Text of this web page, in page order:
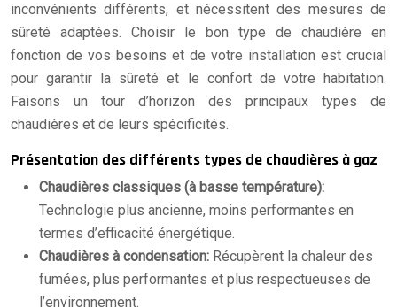
inconvénients différents, et nécessitent des mesures de
sûreté adaptées. Choisir le bon type de chaudière en
fonction de vos besoins et de votre installation est crucial
pour garantir la sûreté et le confort de votre habitation.
Faisons un tour d’horizon des principaux types de
chaudières et de leurs spécificités.
Présentation des différents types de chaudières à gaz
Chaudières classiques (à basse température):
Technologie plus ancienne, moins performantes en
termes d’efficacité énergétique.
Chaudières à condensation: Récupèrent la chaleur des
fumées, plus performantes et plus respectueuses de
l’environnement.